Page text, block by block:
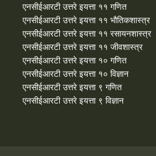
एनसीईआरटी उत्तरे इयत्ता ११ गणित
एनसीईआरटी उत्तरे इयत्ता ११ भौतिकशास्त्र
एनसीईआरटी उत्तरे इयत्ता ११ रसायनशास्त्र
एनसीईआरटी उत्तरे इयत्ता ११ जीवशास्त्र
एनसीईआरटी उत्तरे इयत्ता १० गणित
एनसीईआरटी उत्तरे इयत्ता १० विज्ञान
एनसीईआरटी उत्तरे इयत्ता ९ गणित
एनसीईआरटी उत्तरे इयत्ता ९ विज्ञान